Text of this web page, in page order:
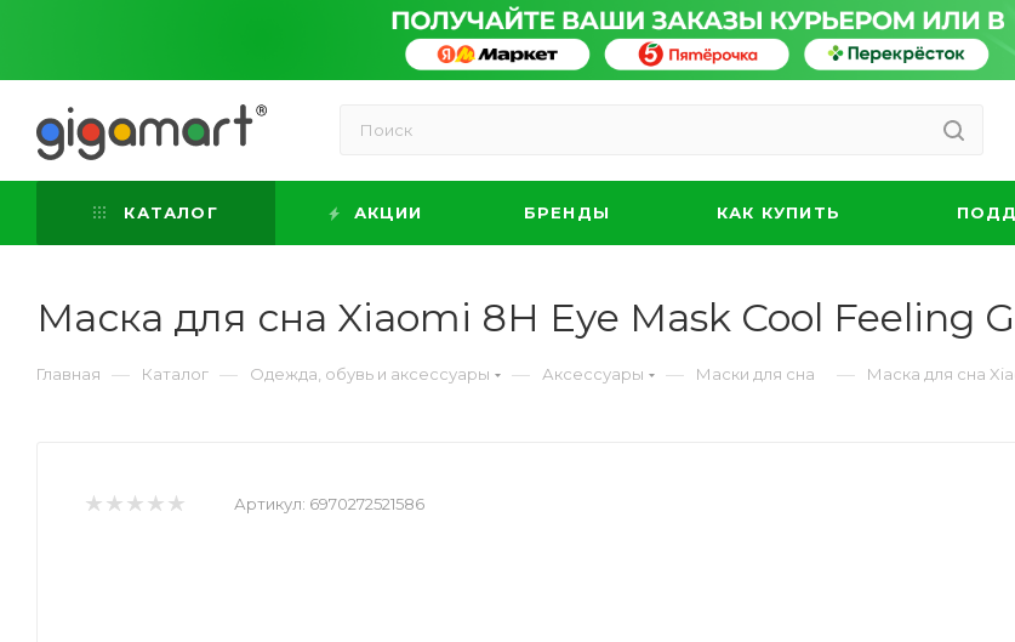
КАТАЛОГ АКЦИИ БРЕНДЫ КАК КУПИТЬ
Маска для сна Xiaomi 8H Eye Mask Cool Feeling
Главная — Каталог — Одежда, обувь и аксессуары — Аксессуары — Маски для сна — Маска для сна
Артикул: 6970272521586